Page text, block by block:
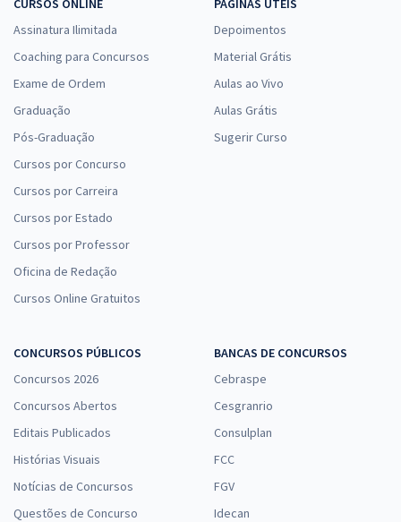
CURSOS ONLINE
Assinatura Ilimitada
Coaching para Concursos
Exame de Ordem
Graduação
Pós-Graduação
Cursos por Concurso
Cursos por Carreira
Cursos por Estado
Cursos por Professor
Oficina de Redação
Cursos Online Gratuitos
PÁGINAS ÚTEIS
Depoimentos
Material Grátis
Aulas ao Vivo
Aulas Grátis
Sugerir Curso
CONCURSOS PÚBLICOS
Concursos 2026
Concursos Abertos
Editais Publicados
Histórias Visuais
Notícias de Concursos
Questões de Concurso
BANCAS DE CONCURSOS
Cebraspe
Cesgranrio
Consulplan
FCC
FGV
Idecan